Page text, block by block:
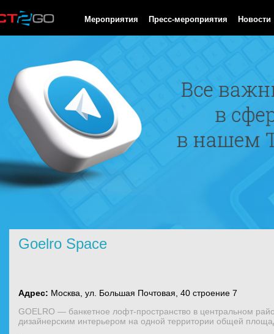
Мероприятия Пресс-мероприятия Новости
Goelro Space
Адрес: Москва, ул. Большая Почтовая, 40 строение 7
GOELRO — банкетное лофт-пространство в центральном
дизайнерским интерьером на одной территории общей